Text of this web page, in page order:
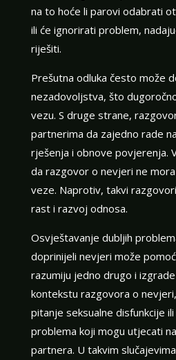
na to hoće li parovi odabrati
ili će ignorirati problem,
riješiti.
Prešutna odluka često može
nezadovoljstva, što
vezu. S druge strane,
partnerima da zajedno rade
rješenja i obnove povjerenja.
da razgovor o nevjeri ne
veze. Naprotiv, takvi
rast i razvoj odnosa.
Osvještavanje dubljih
doprinijeli nevjeri može
razumiju jedno drugo i
kontekstu razgovora o
pitanje seksualne disfunkcije
problema koji mogu utjecati
partnera. U takvim